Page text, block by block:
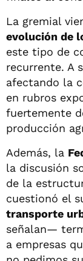
La gremial
evolución de
este tipo de
recurrente. A
afectando la
en rubros
fuertemente
producción
Además, la
la discusión
de la
cuestionó el
transporte
señalan—
a empresas